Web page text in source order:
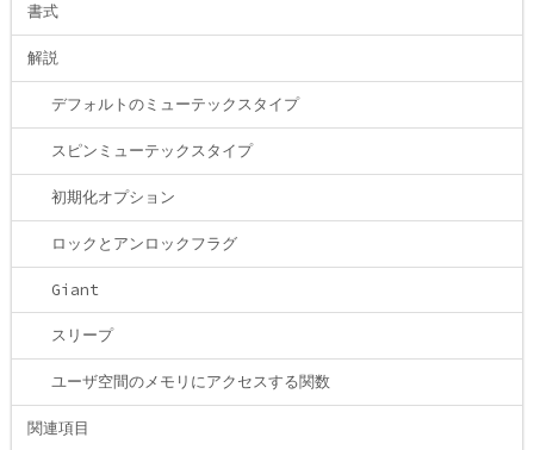
書式
解説
デフォルトのミューテックスタイプ
スピンミューテックスタイプ
初期化オプション
ロックとアンロックフラグ
Giant
スリープ
ユーザ空間のメモリにアクセスする関数
関連項目